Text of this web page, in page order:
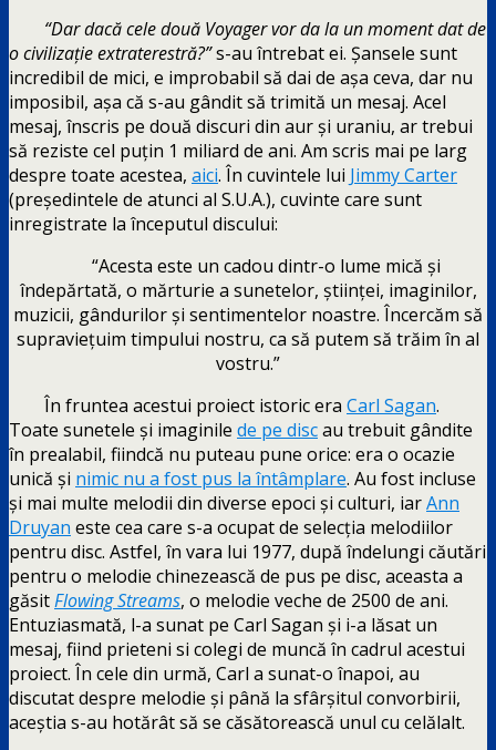
“Dar dacă cele două Voyager vor da la un moment dat de
o civilizație extraterestră?”s-au întrebat ei. Șansele sunt
incredibil de mici, e improbabil să dai de așa ceva, dar nu
imposibil, așa că s-au gândit să trimită un mesaj. Acel
mesaj, înscris pe două discuri din aur și uraniu, ar trebui
să reziste cel puțin 1 miliard de ani. Am scris mai pe larg
despre toate acestea, aici. În cuvintele lui Jimmy Carter
(președintele de atunci al S.U.A.), cuvinte care sunt
inregistrate la începutul discului:
“Acesta este un cadou dintr-o lume mică și
îndepărtată, o mărturie a sunetelor, științei, imaginilor,
muzicii, gândurilor și sentimentelor noastre. Încercăm să
supraviețuim timpului nostru, ca să putem să trăim în al
vostru.”
În fruntea acestui proiect istoric era Carl Sagan.
Toate sunetele și imaginile de pe discau trebuit gândite
în prealabil, fiindcă nu puteau pune orice: era o ocazie
unică și nimic nu a fost pus la întâmplare. Au fost incluse
și mai multe melodii din diverse epoci și culturi, iarAnn
Druyan este cea care s-a ocupat de selecția melodiilor
pentru disc. Astfel, în vara lui 1977, după îndelungi căutări
pentru o melodie chinezească de pus pe disc, aceasta a
găsitFlowing Streams, o melodie veche de 2500 de ani.
Entuziasmată, l-a sunat pe Carl Sagan și i-a lăsat un
mesaj, fiind prieteni si colegi de muncă în cadrul acestui
proiect. În cele din urmă, Carl a sunat-o înapoi, au
discutat despre melodie și până la sfârșitul convorbirii,
aceștia s-au hotărât să se căsătorească unul cu celălalt.